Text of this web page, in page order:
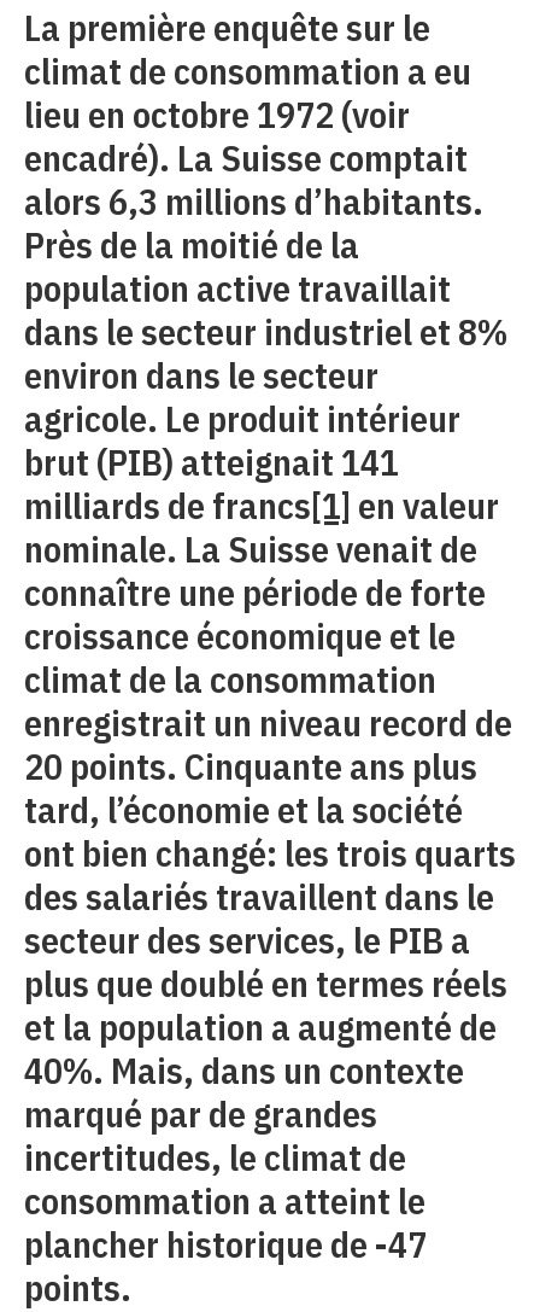
La première enquête sur le
climat de consommation a eu
lieu en octobre 1972 (voir
encadré). La Suisse comptait
alors 6,3 millions d’habitants.
Près de la moitié de la
population active travaillait
dans le secteur industriel et 8%
environ dans le secteur
agricole. Le produit intérieur
brut (PIB) atteignait 141
milliards de francs[1] en valeur
nominale. La Suisse venait de
connaître une période de forte
croissance économique et le
climat de la consommation
enregistrait un niveau record de
20 points. Cinquante ans plus
tard, l’économie et la société
ont bien changé: les trois quarts
des salariés travaillent dans le
secteur des services, le PIB a
plus que doublé en termes réels
et la population a augmenté de
40%. Mais, dans un contexte
marqué par de grandes
incertitudes, le climat de
consommation a atteint le
plancher historique de -47
points.